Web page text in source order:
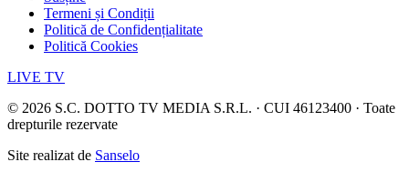
Termeni și Condiții
Politică de Confidențialitate
Politică Cookies
LIVE TV
© 2026 S.C. DOTTO TV MEDIA S.R.L. · CUI 46123400 · Toate
drepturile rezervate
Site realizat de Sanselo